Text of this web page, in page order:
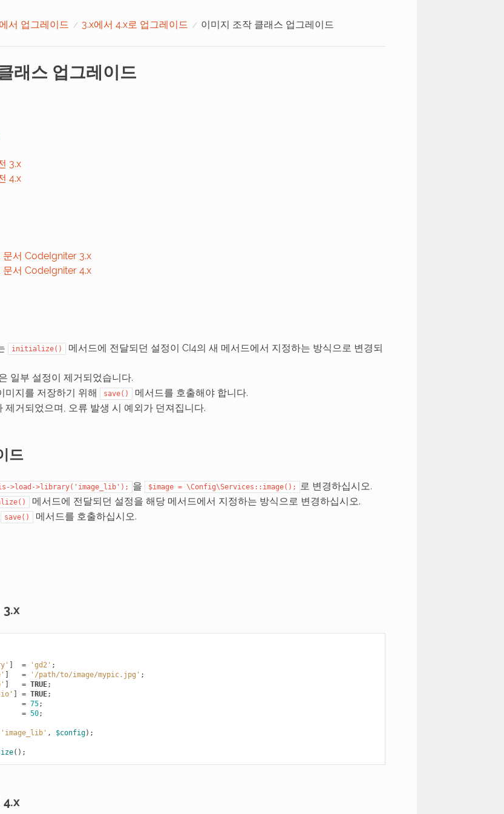
서 업그레이드 3.x에서 4.x로 업그레이드 이미지 조작 클래스 업그레이드
래스 업그레이드
3.x
4.x
문서 CodeIgniter 3.x
문서 CodeIgniter 4.x
initialize()
메서드에 전달되던 설정이 CI4의 새 메서드에서 지정하는 방식으로 변경되
일부 설정이 제거되었습니다.
미지를 저장하기 위해
save() 메서드를 호출해야 합니다.
제거되었으며, 오류 발생 시 예외가 던져집니다.
드
>load->library('image_lib'); 을 $image = \Config\Services::image();
로 변경하십시오.
메서드에 전달되던 설정을 해당 메서드에서 지정하는 방식으로 변경하십시오.
save() 메서드를 호출하십시오.
3.x
] = 'gd2' ;
] = '/path/to/image/mypic.jpg' ;
] = TRUE;
] = TRUE;
= 75;
= 50;
'image_lib' , $config);
();
4.x